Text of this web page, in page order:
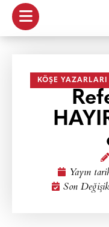
KÖŞE YAZARLARI
Yayın
Son